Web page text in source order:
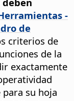
-
de
criterios de
de la
exactamente
su hoja